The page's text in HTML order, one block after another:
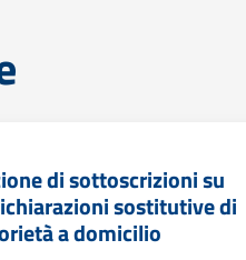
di sottoscrizioni su
sostitutive di
a domicilio